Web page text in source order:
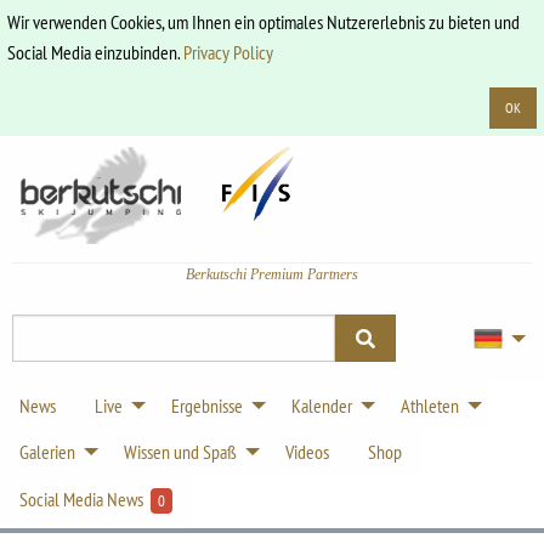
Wir verwenden Cookies, um Ihnen ein optimales Nutzererlebnis zu bieten und
Social Media einzubinden.Privacy Policy
OK
Berkutschi Premium Partners
News Live Ergebnisse Kalender
Athleten
Galerien
Wissen und Spaß Videos
Shop
Social Media News
0